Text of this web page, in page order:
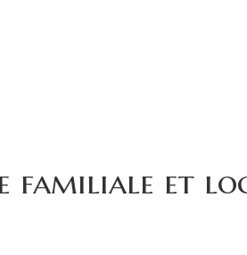
familiale et